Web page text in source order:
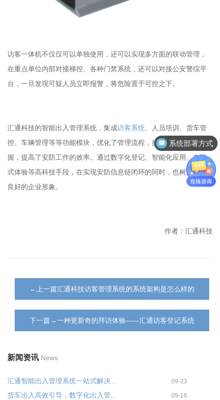
访客一体机不仅仅可以单独使用，还可以实现多方面的联动管理，
在重点单位内部对接梯控、各种门禁系统，还可以对接公安警综平
台，一旦发现可疑人员立即报警，将危险置于可控之下。
汇通科技的智能出入管理系统，集成访客系统、人员培训、货车管
控、车辆管理等等功能模块，优化了管理流程，操作简便，易于掌
握，提高了安防工作的效率。通过数字化登记、智能化应用、自助
式体验等高科技手段，在实现安防信息链闭环的同时，也树立起了
良好的企业形象。
作者：汇通科技
←上一篇汇通科技访客管理系统的系统架构是怎么样的
下一篇→一种更新奇的拜访体验——汇通访客登记系统
新闻资讯 News
汇通智能出入管理系统一站式解决... 09-23
货车出入高效引导，数字化出入管... 09-16
系统部署方式